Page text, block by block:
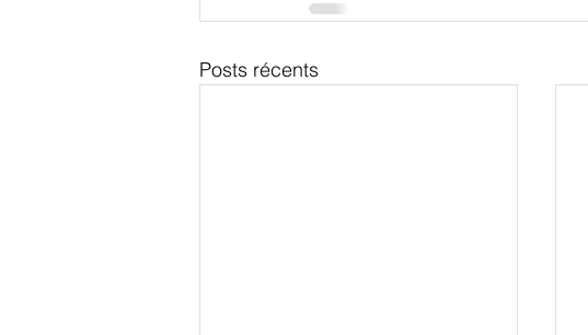
Posts récents